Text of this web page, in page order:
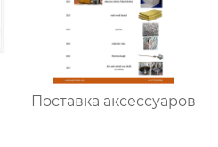
Поставка аксессуаров